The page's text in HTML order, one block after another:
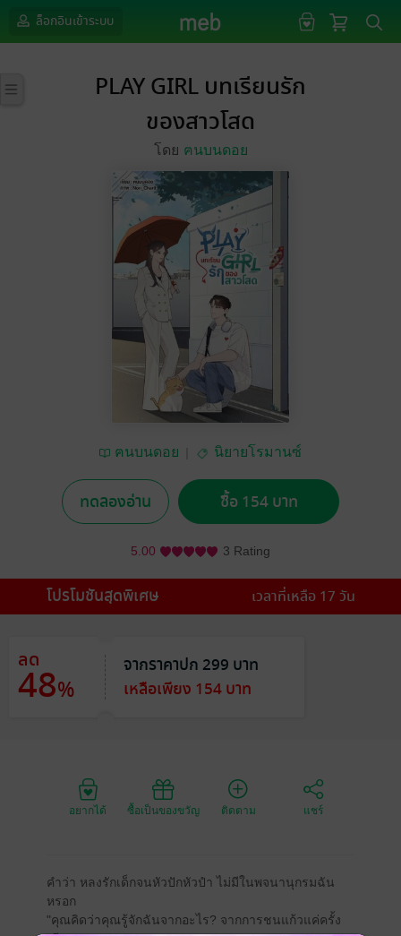
ล็อกอินเข้าระบบ
PLAY GIRL บทเรียนรัก
ของสาวโสด
โดย ฅนบนดอย
ฅนบนดอย นิยายโรมานซ์
ทดลองอ่าน ซื้อ 154 บาท
5.00 3 Rating
โปรโมชันสุดพิเศษ เวลาที่เหลือ 17 วัน
ลด
48%
จากราคาปก 299 บาท
เหลือเพียง 154 บาท
อยากได้ ซื้อเป็นของขวัญ ติดตาม แชร์
คำว่า หลงรักเด็กจนหัวปักหัวปำ ไม่มีในพจนานุกรมฉัน
หรอก
"คุณคิดว่าคุณรู้จักฉันจากอะไร? จากการชนแก้วแค่ครั้ง